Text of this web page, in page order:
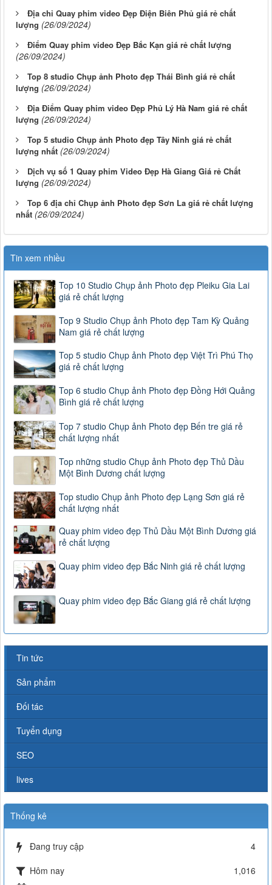
Địa chỉ Quay phim video Đẹp Điện Biên Phủ giá rẻ chất
lượng (26/09/2024)
Điểm Quay phim video Đẹp Bắc Kạn giá rẻ chất lượng
(26/09/2024)
Top 8 studio Chụp ảnh Photo đẹp Thái Bình giá rẻ chất
lượng (26/09/2024)
Địa Điểm Quay phim video Đẹp Phủ Lý Hà Nam giá rẻ chất
lượng (26/09/2024)
Top 5 studio Chụp ảnh Photo đẹp Tây Ninh giá rẻ chất
lượng nhất (26/09/2024)
Dịch vụ số 1 Quay phim Video Đẹp Hà Giang Giá rẻ Chất
lượng (26/09/2024)
Top 6 địa chỉ Chụp ảnh Photo đẹp Sơn La giá rẻ chất lượng
nhất (26/09/2024)
Tin xem nhiều
Top 10 Studio Chụp ảnh Photo đẹp Pleiku Gia Lai
giá rẻ chất lượng
Top 9 Studio Chụp ảnh Photo đẹp Tam Kỳ Quảng
Nam giá rẻ chất lượng
Top 5 studio Chụp ảnh Photo đẹp Việt Trì Phú Thọ
giá rẻ chất lượng
Top 6 studio Chụp ảnh Photo đẹp Đồng Hới Quảng
Bình giá rẻ chất lượng
Top 7 studio Chụp ảnh Photo đẹp Bến tre giá rẻ
chất lượng nhất
Top những studio Chụp ảnh Photo đẹp Thủ Dầu
Một Bình Dương chất lượng
Top studio Chụp ảnh Photo đẹp Lạng Sơn giá rẻ
chất lượng nhất
Quay phim video đẹp Thủ Dầu Một Bình Dương giá
rẻ chất lượng
Quay phim video đẹp Bắc Ninh giá rẻ chất lượng
Quay phim video đẹp Bắc Giang giá rẻ chất lượng
Tin tức
Sản phẩm
Đối tác
Tuyển dụng
SEO
lives
Thống kê
Đang truy cập
4
Hôm nay
1,016